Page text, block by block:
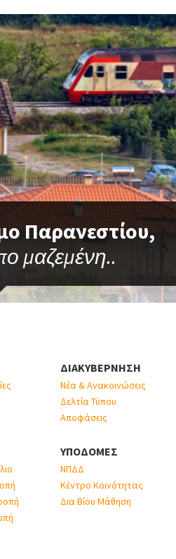
Παρανεστίου,
μαζεμένη..
ΔΙΑΚΥΒΕΡΝΗΣΗ
Νέα & Ανακοινώσεις
Δελτία Τύπου
Αποφάσεις
ΥΠΟΔΟΜΕΣ
ΝΠΔΔ
Κέντρο Κοινότητας
Δια Βίου Μάθηση